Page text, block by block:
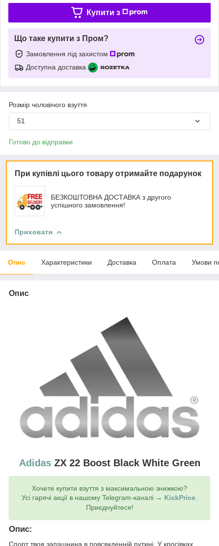
Купити з
Що таке купити з Пром?
Замовлення під захистом
Доступна доставка
Розмір чоловічого взуття
51
Готово до відправки
При купівлі цього товару отримайте подарунок
БЕЗКОШТОВНА ДОСТАВКА з другого
успішного замовлення!
Приховати
Опис Характеристики Доставка Оплата Умови
Опис
AdidasZX 22 Boost Black White Green
Хочете купити взуття з максимальною знижкою?
Усі гарячі акції в нашому Telegram-каналі → KickPrice
Приєднуйтеся!
Опис:
Спорт твоя запашнина в повсякденній рутині. У кросівках